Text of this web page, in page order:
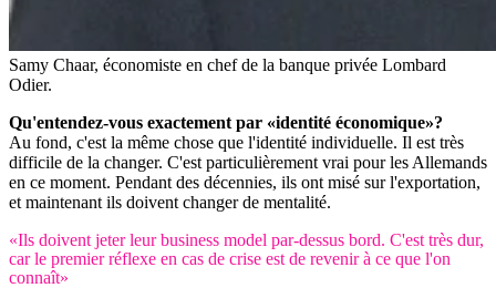
Samy Chaar, économiste en chef de la banque privée Lombard
Odier.
Qu'entendez-vous exactement par «identité économique»?
Au fond, c'est la même chose que l'identité individuelle. Il est très
difficile de la changer. C'est particulièrement vrai pour les Allemands
en ce moment. Pendant des décennies, ils ont misé sur l'exportation,
et maintenant ils doivent changer de mentalité.
«Ils doivent jeter leur business model par-dessus bord. C'est très dur,
car le premier réflexe en cas de crise est de revenir à ce que l'on
connaît»